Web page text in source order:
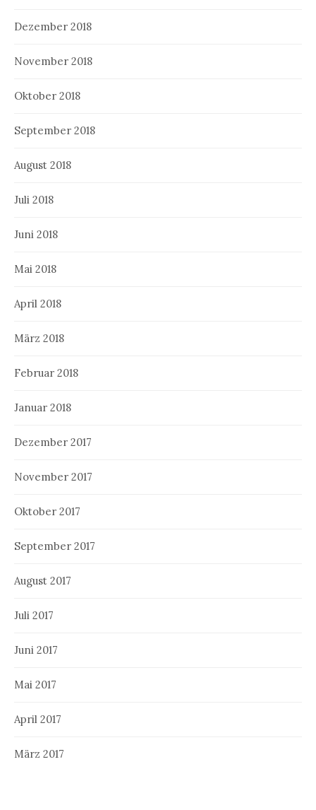
Dezember 2018
November 2018
Oktober 2018
September 2018
August 2018
Juli 2018
Juni 2018
Mai 2018
April 2018
März 2018
Februar 2018
Januar 2018
Dezember 2017
November 2017
Oktober 2017
September 2017
August 2017
Juli 2017
Juni 2017
Mai 2017
April 2017
März 2017